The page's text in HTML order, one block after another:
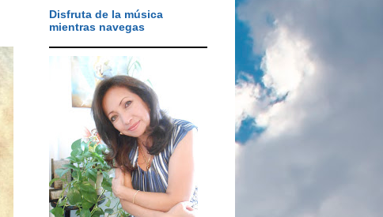
Disfruta de la música
mientras navegas